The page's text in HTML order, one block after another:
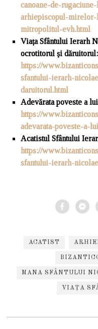
canoane-de-
arhiepiscopul-
mitropolitul-evh.html
Viața Sfântului Ierarh
ocrotitorul și dăruitorul :
https://
sfantului-ierarh-
daruitorul.html
Adevărata poveste a
https://
adevarata-poveste-a-
Acatistul Sfântului
https://
sfantului-ierarh-
ACATIST
MANA SFÂNTULUI
VIAȚA